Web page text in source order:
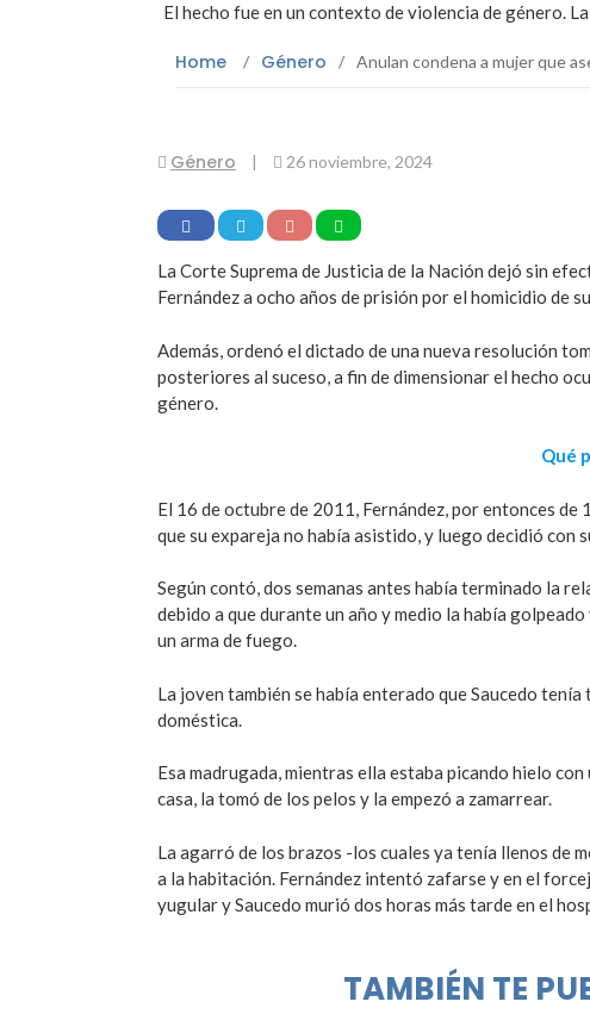
El hecho fue en un contexto de violencia de género.
Home / Género / Anulan condena a mujer que
Género | 26 noviembre, 2024
La Corte Suprema de Justicia de la Nación dejó sin
Fernández a ocho años de prisión por el homicidio de
Además, ordenó el dictado de una nueva resolución
posteriores al suceso, a fin de dimensionar el hecho
género.
Qué
El 16 de octubre de 2011, Fernández, por entonces
que su expareja no había asistido, y luego decidió con
Según contó, dos semanas antes había terminado la
debido a que durante un año y medio la había
un arma de fuego.
La joven también se había enterado que Saucedo
doméstica.
Esa madrugada, mientras ella estaba picando hielo
casa, la tomó de los pelos y la empezó a zamarrear.
La agarró de los brazos -los cuales ya tenía llenos
a la habitación. Fernández intentó zafarse y en el
yugular y Saucedo murió dos horas más tarde en el
TAMBIÉN TE